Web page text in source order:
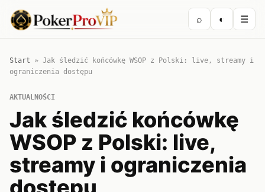
⌕ ◐ ☰
Start » Jak śledzić końcówkę WSOP z Polski: live, streamy i
ograniczenia dostępu
AKTUALNOŚCI
Jak śledzić końcówkę
WSOP z Polski: live,
streamy i ograniczenia